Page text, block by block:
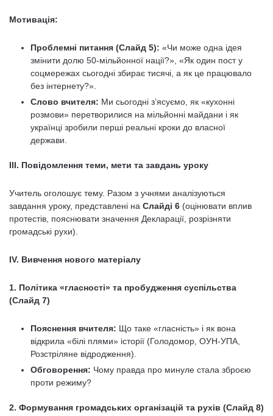
Мотивація:
Проблемні питання (Слайд 5): «Чи може одна ідея
змінити долю 50-мільйонної нації?», «Як один пост у
соцмережах сьогодні збирає тисячі, а як це працювало
без інтернету?».
Слово вчителя: Ми сьогодні з’ясуємо, як «кухонні
розмови» перетворилися на мільйонні майдани і як
українці зробили перші реальні кроки до власної
держави.
ІІІ. Повідомлення теми, мети та завдань уроку
Учитель оголошує тему. Разом з учнями аналізуються
завдання уроку, представлені на Слайді 6 (оцінювати вплив
протестів, пояснювати значення Декларації, розрізняти
громадські рухи).
IV. Вивчення нового матеріалу
1. Політика «гласності» та пробудження суспільства
(Слайд 7)
Пояснення вчителя: Що таке «гласність» і як вона
відкрила «білі плями» історії (Голодомор, ОУН-УПА,
Розстріляне відродження).
Обговорення: Чому правда про минуле стала зброєю
проти режиму?
2. Формування громадських організацій та рухів (Слайд 8)